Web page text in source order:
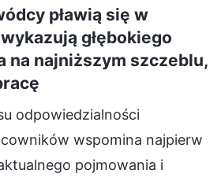
pławią się w
głębokiego
na najniższym szczeblu,
odpowiedzialności
wspomina najpierw
pojmowania i